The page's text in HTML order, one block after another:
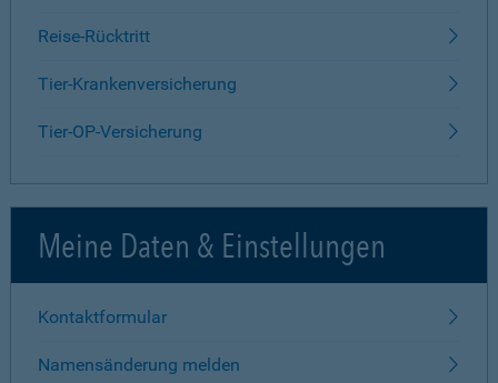
Reise-Rücktritt
Tier-Krankenversicherung
Tier-OP-Versicherung
Meine Daten & Einstellungen
Kontaktformular
Namensänderung melden